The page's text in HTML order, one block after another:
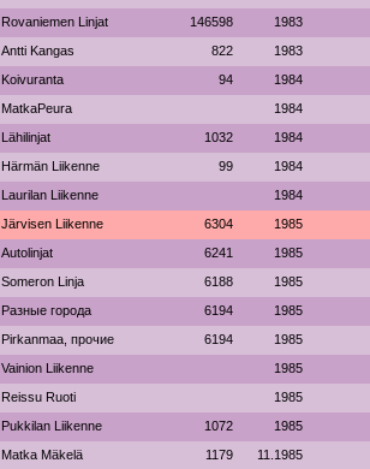
Rovaniemen Linjat 146598 1983
Antti Kangas 822 1983
Koivuranta 94 1984
MatkaPeura 1984
Lähilinjat 1032 1984
Härmän Liikenne 99 1984
Laurilan Liikenne 1984
Järvisen Liikenne 6304 1985
Autolinjat 6241 1985
Someron Linja 6188 1985
Разные города 6194 1985
Pirkanmaa, прочие 6194 1985
Vainion Liikenne 1985
Reissu Ruoti 1985
Pukkilan Liikenne 1072 1985
Matka Mäkelä 1179 11.1985